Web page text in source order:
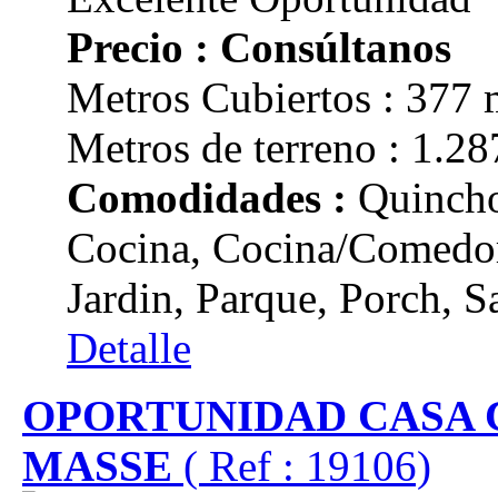
Precio : Consúltanos
Metros Cubiertos : 377
Metros de terreno :
Comodidades :
Cocina, Cocina/
Jardin, Parque, Porch,
Detalle
OPORTUNIDAD
MASSE ( Ref : 19106)